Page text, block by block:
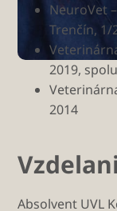
NeuroVet
Trenčín, 1/
2019,
2014
Absolvent UVL